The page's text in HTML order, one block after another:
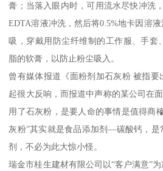
膏；当落入眼内时，可用流水尽快冲洗
EDTA溶液冲洗，然后将0.5%地卡因溶
吸，穿戴用防尘纤维制的工作服、手套
脂的软膏，以防止粉尘吸入。
曾有媒体报道《面粉剂加石灰粉 被指要
起很大反响，而报道中声称的某公司在
用了石灰粉，是要人命的事情是值得商
灰粉”其实就是食品添加剂—碳酸钙，是
剂，不必为此大惊小怪。
瑞金市桂生建材有限公司以“客户满意”